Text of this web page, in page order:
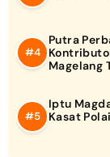
Putra
Magelang
Iptu
Kasat